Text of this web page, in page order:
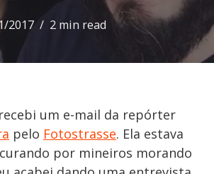
2017 2 min read
um e-mail da repórter
pelo Fotostrasse. Ela estava
por mineiros morando